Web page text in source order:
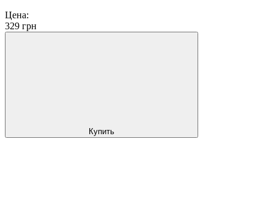
Цена:
329 грн
Купить